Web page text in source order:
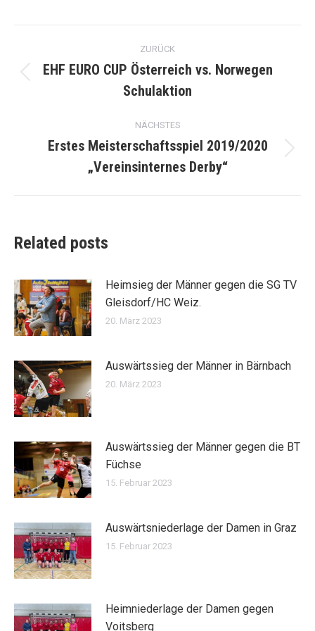
Kommentarnavigation
ZURÜCK
Beitrag:
EHF EURO CUP Österreich vs. Norwegen
Schulaktion
NÄCHSTES
Nächster
Beitrag:
Erstes Meisterschaftsspiel 2019/2020
„Vereinsinternes Derby“
Related posts
Heimsieg der Männer gegen die SG TV
Gleisdorf/HC Weiz.
20. März 2023
Auswärtssieg der Männer in Bärnbach
20. März 2023
Auswärtssieg der Männer gegen die BT
Füchse
15. Februar 2023
Auswärtsniederlage der Damen in Graz
15. Februar 2023
Heimniederlage der Damen gegen
Voitsberg